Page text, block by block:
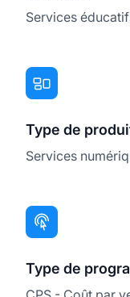
Services
Type de
Services
Type de